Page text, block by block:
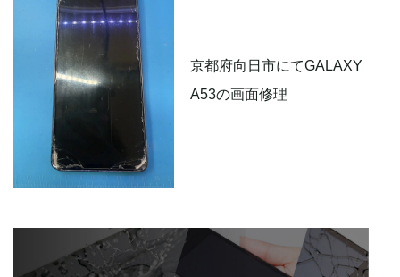
京都府向日市にてGALAXY
A53の画面修理